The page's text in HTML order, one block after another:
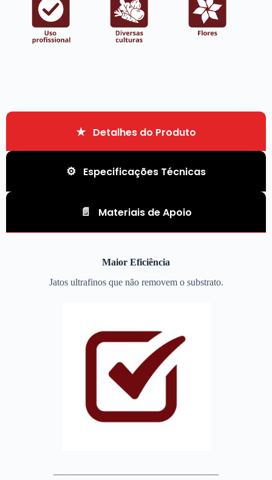
Detalhes do Produto
Especificações Técnicas
Materiais de Apoio
Maior Eficiência
Jatos ultrafinos que não removem o substrato.